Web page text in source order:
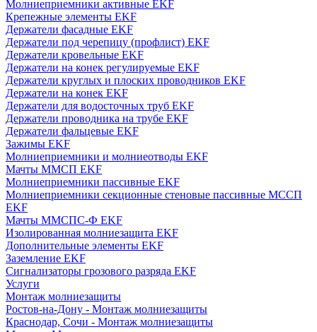
Молниеприемники активные EKF
Крепежные элементы EKF
Держатели фасадные EKF
Держатели под черепицу (профлист) EKF
Держатели кровельные EKF
Держатели на конек регулируемые EKF
Держатели круглых и плоских проводников EKF
Держатели на конек EKF
Держатели для водосточных труб EKF
Держатели проводника на трубе EKF
Держатели фальцевые EKF
Зажимы EKF
Молниеприемники и молниеотводы EKF
Мачты ММСП EKF
Молниеприемники пассивные EKF
Молниеприемники секционные стеновые пассивные МССП
EKF
Мачты ММСПС-Ф EKF
Изолированная молниезащита EKF
Дополнительные элементы EKF
Заземление EKF
Сигнализаторы грозового разряда EKF
Услуги
Монтаж молниезащиты
Ростов-на-Дону - Монтаж молниезащиты
Краснодар, Сочи - Монтаж молниезащиты